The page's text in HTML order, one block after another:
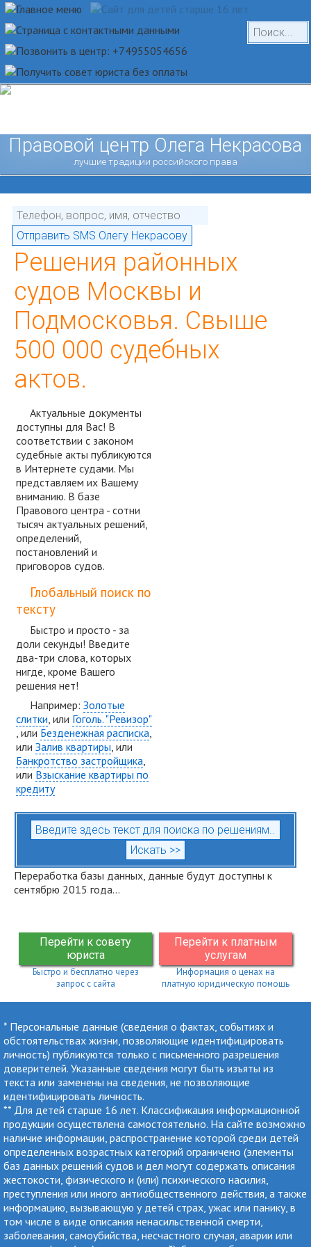
Правовой центр Олега Некрасова
лучшие традиции российского права
Решения районных
судов Москвы и
Подмосковья. Свыше
500 000 судебных
актов.
Актуальные документы
доступны для Вас! В
соответствии с законом
судебные акты публикуются
в Интернете судами. Мы
представляем их Вашему
вниманию. В базе
Правового центра - сотни
тысяч актуальных решений,
определений,
постановлений и
приговоров судов.
Глобальный поиск по
тексту
Быстро и просто - за
доли секунды! Введите
два-три слова, которых
нигде, кроме Вашего
решения нет!
Например: Золотые
слитки, или Гоголь. "Ревизор"
, или Безденежная расписка,
или Залив квартиры, или
Банкротство застройщика,
или Взыскание квартиры по
кредиту
Переработка базы данных, данные будут доступны к
сентябрю 2015 года...
Перейти к совету
юриста
Перейти к платным
услугам
Быстро и бесплатно через
запрос с сайта
Информация о ценах на
платную юридическую помощь
* Персональные данные (сведения о фактах, событиях и
обстоятельствах жизни, позволяющие идентифицировать
личность) публикуются только с письменного разрешения
доверителей. Указанные сведения могут быть изъяты из
текста или заменены на сведения, не позволяющие
идентифицировать личность.
** Для детей старше 16 лет. Классификация информационной
продукции осуществлена самостоятельно. На сайте возможно
наличие информации, распространение которой среди детей
определенных возрастных категорий ограничено (элементы
баз данных решений судов и дел могут содержать описания
жестокости, физического и (или) психического насилия,
преступления или иного антиобщественного действия, а также
информацию, вызывающую у детей страх, ужас или панику, в
том числе в виде описания ненасильственной смерти,
заболевания, самоубийства, несчастного случая, аварии или